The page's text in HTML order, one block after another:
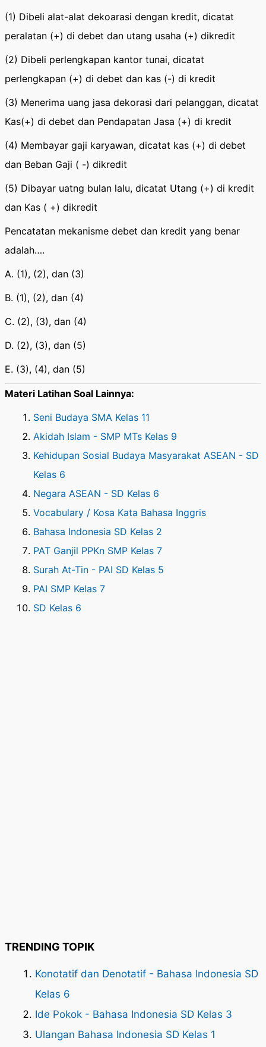
(1) Dibeli alat-alat dekoarasi dengan kredit, dicatat
peralatan (+) di debet dan utang usaha (+) dikredit
(2) Dibeli perlengkapan kantor tunai, dicatat
perlengkapan (+) di debet dan kas (-) di kredit
(3) Menerima uang jasa dekorasi dari pelanggan, dicatat
Kas(+) di debet dan Pendapatan Jasa (+) di kredit
(4) Membayar gaji karyawan, dicatat kas (+) di debet
dan Beban Gaji ( -) dikredit
(5) Dibayar uatng bulan lalu, dicatat Utang (+) di kredit
dan Kas ( +) dikredit
Pencatatan mekanisme debet dan kredit yang benar
adalah….
A. (1), (2), dan (3)
B. (1), (2), dan (4)
C. (2), (3), dan (4)
D. (2), (3), dan (5)
E. (3), (4), dan (5)
Materi Latihan Soal Lainnya:
Seni Budaya SMA Kelas 11
Akidah Islam - SMP MTs Kelas 9
Kehidupan Sosial Budaya Masyarakat ASEAN - SD
Kelas 6
Negara ASEAN - SD Kelas 6
Vocabulary / Kosa Kata Bahasa Inggris
Bahasa Indonesia SD Kelas 2
PAT Ganjil PPKn SMP Kelas 7
Surah At-Tin - PAI SD Kelas 5
PAI SMP Kelas 7
SD Kelas 6
TRENDING TOPIK
Konotatif dan Denotatif - Bahasa Indonesia SD
Kelas 6
Ide Pokok - Bahasa Indonesia SD Kelas 3
Ulangan Bahasa Indonesia SD Kelas 1